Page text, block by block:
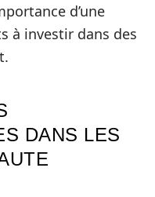
d’une
à investir dans des
DANS LES